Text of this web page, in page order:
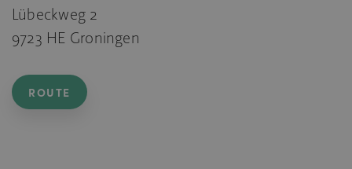
Lübeckweg 2
9723 HE Groningen
ROUTE